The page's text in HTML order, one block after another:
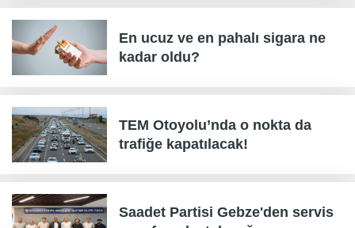
En ucuz ve en pahalı sigara ne
kadar oldu?
TEM Otoyolu’nda o nokta da
trafiğe kapatılacak!
Saadet Partisi Gebze'den servis